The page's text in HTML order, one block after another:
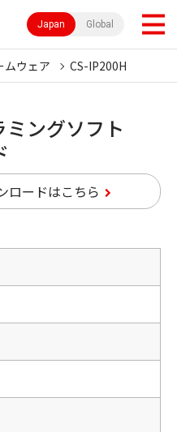
Japan Global
ムウェア CS-IP200H
ミングソフト
ロードはこちら